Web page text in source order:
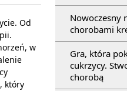
Nowoczesny
chorobami
Gra, która
cukrzycy.
chorobą
Od
w
który